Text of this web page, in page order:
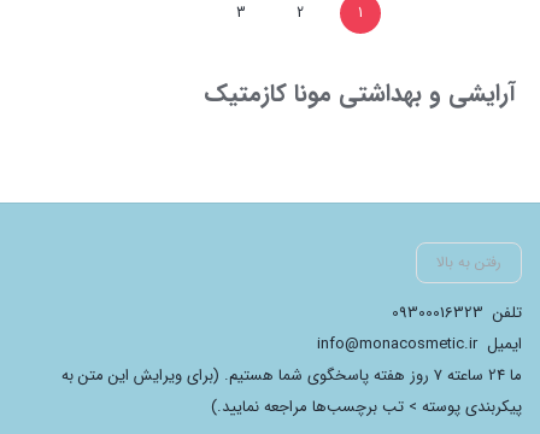
1
2
3
آرایشی و بهداشتی مونا کازمتیک
رفتن به بالا
تلفن 09300016323
ایمیلinfo@monacosmetic.ir
ما 24 ساعته 7 روز هفته پاسخگوی شما هستیم. (برای ویرایش این متن به
پیکربندی پوسته > تب برچسب‌ها مراجعه نمایید.)